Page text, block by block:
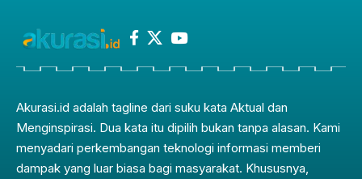
Akurasi.id adalah tagline dari suku kata Aktual dan
Menginspirasi. Dua kata itu dipilih bukan tanpa alasan. Kami
menyadari perkembangan teknologi informasi memberi
dampak yang luar biasa bagi masyarakat. Khususnya,